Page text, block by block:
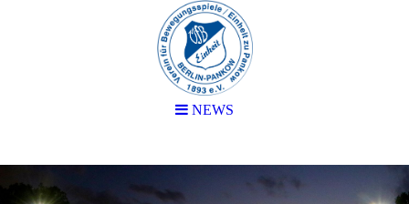
NEWS